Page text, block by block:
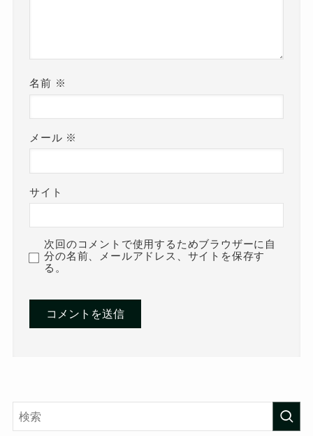
名前 ※
メール ※
サイト
次回のコメントで使用するためブラウザーに自
分の名前、メールアドレス、サイトを保存す
る。